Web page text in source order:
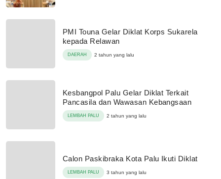
PMI Touna Gelar Diklat Korps Sukarela
kepada Relawan
DAERAH 2 tahun yang lalu
Kesbangpol Palu Gelar Diklat Terkait
Pancasila dan Wawasan Kebangsaan
LEMBAH PALU 2 tahun yang lalu
Calon Paskibraka Kota Palu Ikuti Diklat
LEMBAH PALU 3 tahun yang lalu